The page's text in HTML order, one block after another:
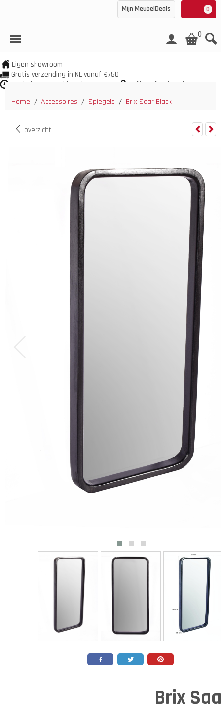
0
Mijn MeubelDeals
0
Eigen showroom
Gratis verzending in NL vanaf €750
Veel uit voorraad leverbaar
Veilig online betalen
Home / Accessoires / Spiegels / Brix Saar Black
overzicht
Brix